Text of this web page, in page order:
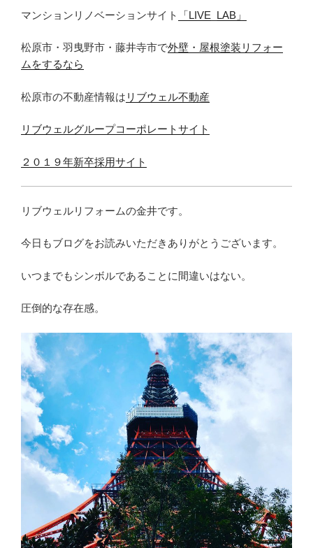
マンションリノベーションサイト 「LIVE_LAB」
松原市・羽曳野市・藤井寺市で外壁・屋根塗装リフォー
ムをするなら
松原市の不動産情報は リブウェル不動産
リブウェルグループコーポレートサイト
２０１９年新卒採用サイト
リブウェルリフォームの金井です。
今日もブログをお読みいただきありがとうございます。
いつまでもシンボルであることに間違いはない。
圧倒的な存在感。